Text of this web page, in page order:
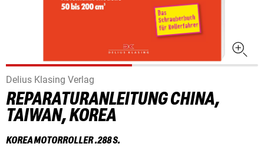
Delius Klasing Verlag
REPARATURANLEITUNG CHINA,
TAIWAN, KOREA
KOREA MOTORROLLER .288 S.